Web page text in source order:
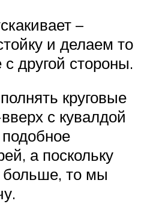
–
и делаем то
другой стороны.
круговые
с кувалдой
а поскольку
больше, то мы